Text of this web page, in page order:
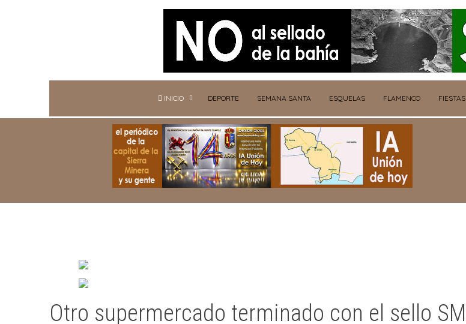
INICIO DEPORTE SEMANA SANTA ESQUELAS FLAMENCO FIESTAS
Otro supermercado terminado con el sello SM